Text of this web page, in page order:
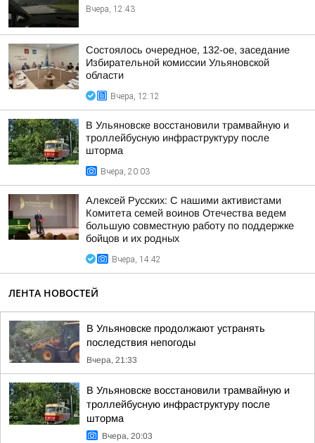
Вчера, 12:43
Состоялось очередное, 132-ое, заседание
Избирательной комиссии Ульяновской
области
Вчера, 12:12
В Ульяновске восстановили трамвайную и
троллейбусную инфраструктуру после
шторма
Вчера, 20:03
Алексей Русских: С нашими активистами
Комитета семей воинов Отечества ведем
большую совместную работу по поддержке
бойцов и их родных
Вчера, 14:42
ЛЕНТА НОВОСТЕЙ
В Ульяновске продолжают устранять
последствия непогоды
Вчера, 21:33
В Ульяновске восстановили трамвайную и
троллейбусную инфраструктуру после
шторма
Вчера, 20:03